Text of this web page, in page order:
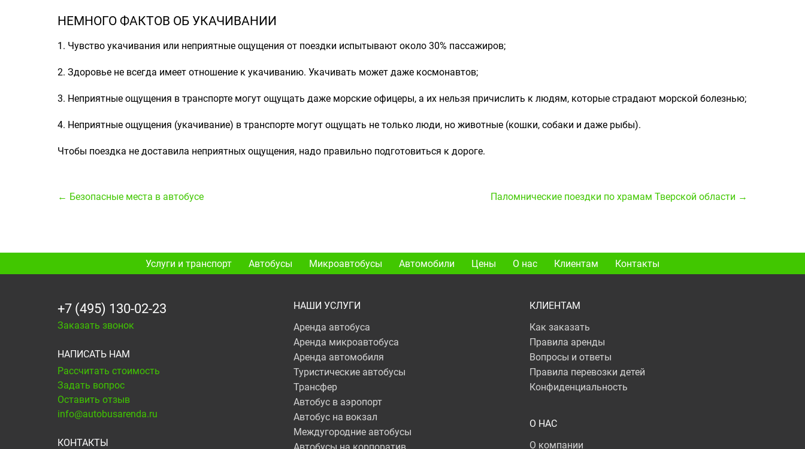
НЕМНОГО ФАКТОВ ОБ УКАЧИВАНИИ
1. Чувство укачивания или неприятные ощущения от поездки испытывают около 30% пассажиров;
2. Здоровье не всегда имеет отношение к укачиванию. Укачивать может даже космонавтов;
3. Неприятные ощущения в транспорте могут ощущать даже морские офицеры, а их нельзя причислить к людям, которые страдают морской болезнью;
4. Неприятные ощущения (укачивание) в транспорте могут ощущать не только люди, но животные (кошки, собаки и даже рыбы).
Чтобы поездка не доставила неприятных ощущения, надо правильно подготовиться к дороге.
← Безопасные места в автобусе Паломнические поездки по храмам Тверской области →
Услуги и транспорт Автобусы Микроавтобусы Автомобили Цены О нас Клиентам Контакты
+7 (495) 130-02-23
Заказать звонок
НАПИСАТЬ НАМ
Рассчитать стоимость
Задать вопрос
Оставить отзыв
info@autobusarenda.ru
КОНТАКТЫ
НАШИ УСЛУГИ
Аренда автобуса
Аренда микроавтобуса
Аренда автомобиля
Туристические автобусы
Трансфер
Автобус в аэропорт
Автобус на вокзал
Междугородние автобусы
КЛИЕНТАМ
Как заказать
Правила аренды
Вопросы и ответы
Правила перевозки детей
Конфиденциальность
О НАС
О компании